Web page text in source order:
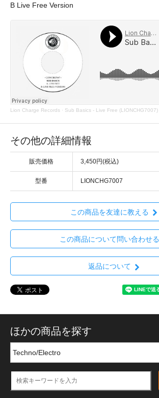
B Live Free Version
Lion Charge Records · Sub Basics - Live Free (LIONCHG7007)
その他の詳細情報
販売価格 3,450円(税込)
型番 LIONCHG7007
この商品を友達に教える
この商品について問い合わせる
返品について
ほかの商品を探す